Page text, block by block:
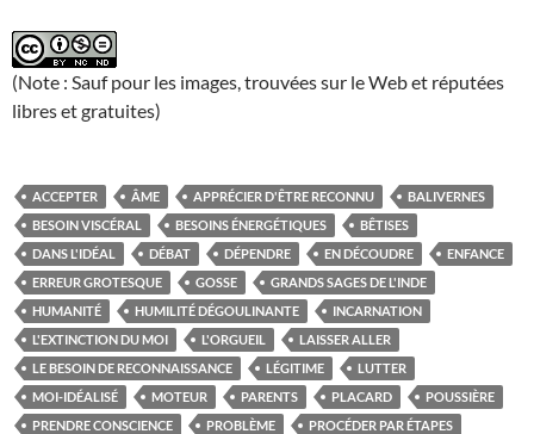
(Note : Sauf pour les images, trouvées sur le Web et réputées
libres et gratuites)
ACCEPTER ÂME APPRÉCIER D'ÊTRE RECONNU
BALIVERNES
BESOIN VISCÉRAL
BESOINS ÉNERGÉTIQUES
BÊTISES
DANS L'IDÉAL
DÉBAT DÉPENDRE EN DÉCOUDRE
ENFANCE
ERREUR GROTESQUE
GOSSE
GRANDS SAGES DE L'INDE
HUMANITÉ
HUMILITÉ DÉGOULINANTE
INCARNATION
L'EXTINCTION DU MOI
L'ORGUEIL
LAISSER ALLER
LE BESOIN DE RECONNAISSANCE
LÉGITIME
LUTTER
MOI-IDÉALISÉ
MOTEUR PARENTS PLACARD
POUSSIÈRE
PRENDRE CONSCIENCE
PROBLÈME
PROCÉDER PAR ÉTAPES